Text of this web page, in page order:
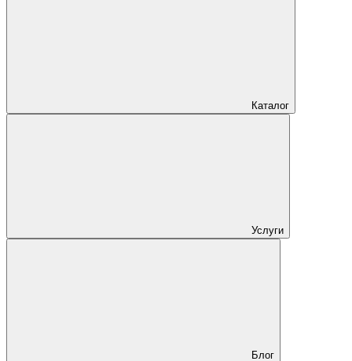
Каталог
Услуги
Блог